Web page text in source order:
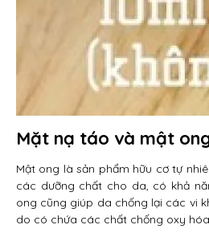
Mặt nạ táo và mật
Mật ong là sản phẩm hữu cơ tự
các dưỡng chất cho da, có khả
ong cũng giúp da chống lại các vi
do có chứa các chất chống oxy